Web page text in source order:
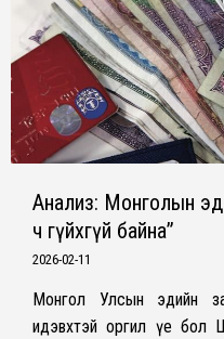
Анализ: Монголын
ч гүйхгүй байна”
2026-02-11
Монгол Улсын эдийн
идэвхтэй оргил үе бол